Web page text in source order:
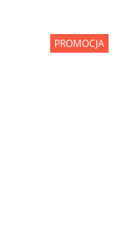
PROMOCJA